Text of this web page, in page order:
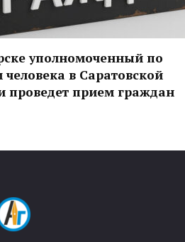
уполномоченный по
в Саратовской
проведет прием граждан